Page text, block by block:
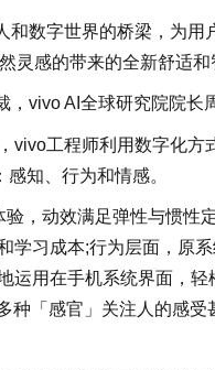
数字世界的桥梁，为
灵感的带来的全新舒适和
，vivo AI全球研究院院长
vivo工程师利用数字化
知、行为和情感。
，动效满足弹性与惯性
学习成本;行为层面，原
运用在手机系统界面，
种「感官」关注人的感